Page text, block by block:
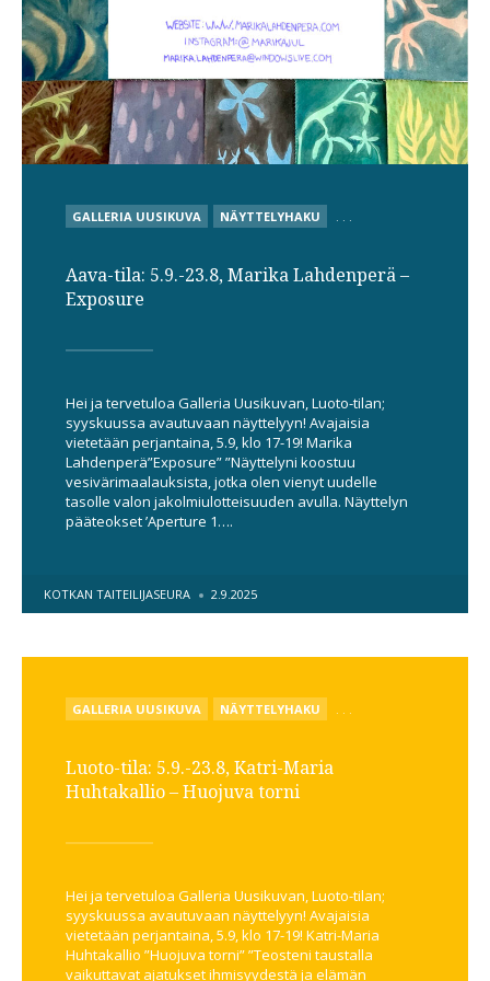
POSTED
IN
GALLERIA UUSIKUVA NÄYTTELYHAKU . . .
Aava-tila: 5.9.-23.8, Marika Lahdenperä –
Exposure
Hei ja tervetuloa Galleria Uusikuvan, Luoto-tilan;
syyskuussa avautuvaan näyttelyyn! Avajaisia
vietetään perjantaina, 5.9, klo 17-19! Marika
Lahdenperä”Exposure” ”Näyttelyni koostuu
vesivärimaalauksista, jotka olen vienyt uudelle
tasolle valon jakolmiulotteisuuden avulla. Näyttelyn
pääteokset ’Aperture 1….
POSTED
BY
KOTKAN TAITEILIJASEURA 2.9.2025
POSTED
IN
GALLERIA UUSIKUVA NÄYTTELYHAKU . . .
Luoto-tila: 5.9.-23.8, Katri-Maria
Huhtakallio – Huojuva torni
Hei ja tervetuloa Galleria Uusikuvan, Luoto-tilan;
syyskuussa avautuvaan näyttelyyn! Avajaisia
vietetään perjantaina, 5.9, klo 17-19! Katri-Maria
Huhtakallio ”Huojuva torni” ”Teosteni taustalla
vaikuttavat ajatukset ihmisyydestä ja elämän